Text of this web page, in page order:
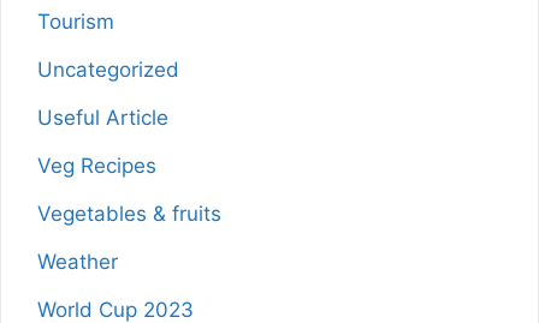
Tourism
Uncategorized
Useful Article
Veg Recipes
Vegetables & fruits
Weather
World Cup 2023